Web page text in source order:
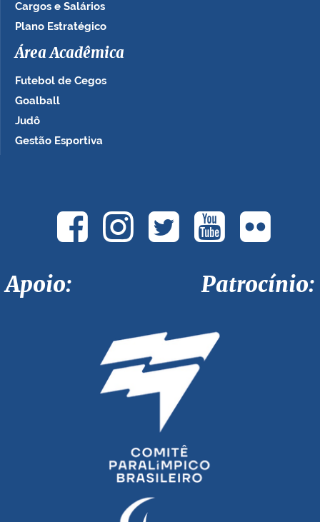
Cargos e Salários
Plano Estratégico
Área Acadêmica
Futebol de Cegos
Goalball
Judô
Gestão Esportiva
Apoio: Patrocínio: